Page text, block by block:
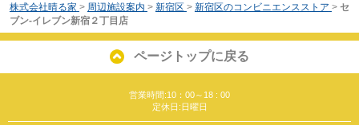
株式会社晴る家 > 周辺施設案内 > 新宿区 > 新宿区のコンビニエンスストア > セ
ブン-イレブン新宿２丁目店
ページトップに戻る
営業時間:10：00～18 : 00
定休日:日曜日